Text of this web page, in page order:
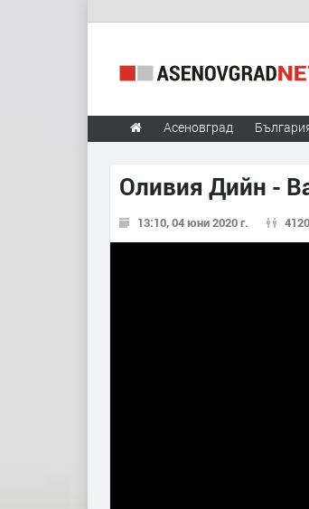
Асеновград
Оливия Дийн -
13:10, 04 юни 2020 г. 4120